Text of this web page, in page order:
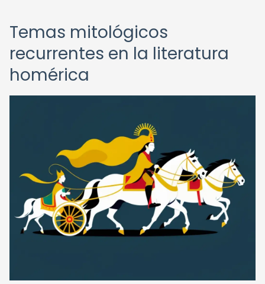
Temas mitológicos
recurrentes en la literatura
homérica